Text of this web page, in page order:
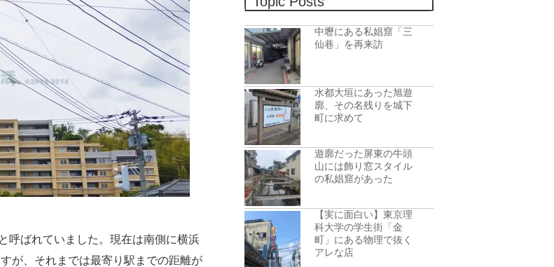
呼ばれていました。現在は南側に横浜
が、それまでは最寄り駅までの距離が
中壢にある私娼窟「三
仙巷」を再来訪
水都大垣にあった旭遊
廓、その名残りを城下
町に求めて
遊廓だった屏東の牛頭
山には飾り窓スタイル
の私娼窟があった
【実に面白い】東京理
科大学の学生街「金
町」にある物理で抜く
アレな店